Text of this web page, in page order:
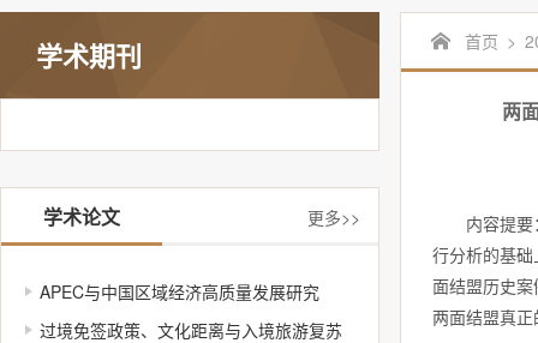
学术期刊
学术论文 更多>>
APEC与中国区域经济高质量发展研究
过境免签政策、文化距离与入境旅游复苏
首页 >
两
内容提要：
行分析的基
面结盟历史
两面结盟真